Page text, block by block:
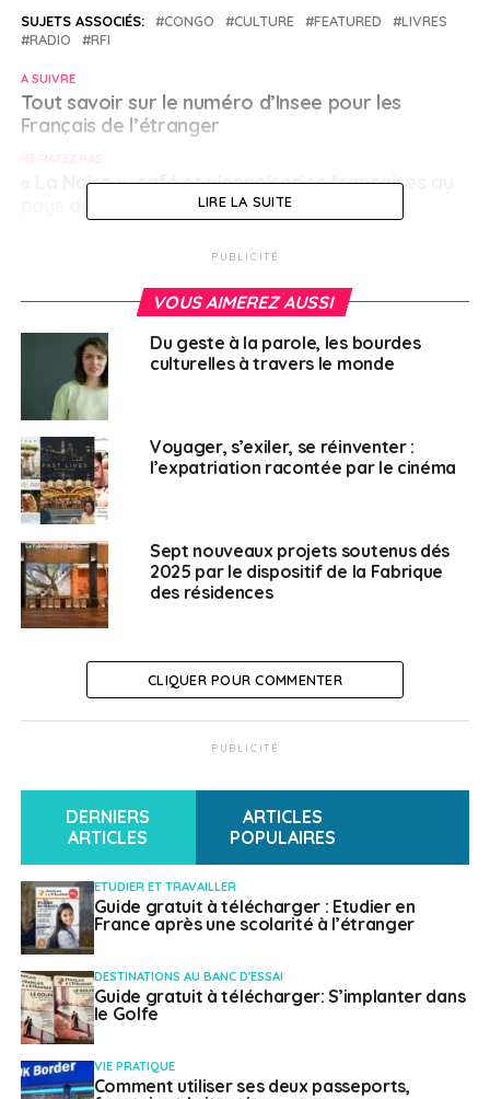
SUJETS ASSOCIÉS: CONGO CULTURE FEATURED
LIVRES
RADIO
RFI
A SUIVRE
Tout savoir sur le numéro d’Insee pour les
Français de l’étranger
« La Noire », café et viennoiseries françaises au
pays du « dulce de leche »
LIRE LA SUITE
PUBLICITÉ
VOUS AIMEREZ AUSSI
Du geste à la parole, les bourdes
culturelles à travers le monde
Voyager, s’exiler, se réinventer :
l’expatriation racontée par le cinéma
Sept nouveaux projets soutenus dés
2025 par le dispositif de la Fabrique
des résidences
CLIQUER POUR COMMENTER
PUBLICITÉ
DERNIERS
ARTICLES
ARTICLES
POPULAIRES
ETUDIER ET TRAVAILLER
Guide gratuit à télécharger : Etudier en
France après une scolarité à l’étranger
DESTINATIONS AU BANC D'ESSAI
Guide gratuit à télécharger: S’implanter dans
le Golfe
VIE PRATIQUE
Comment utiliser ses deux passeports,